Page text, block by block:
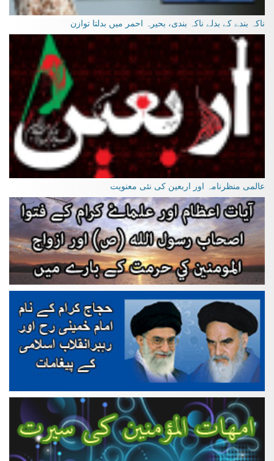
ناکہ بندے کے بدلے ناکہ بندی، بحیرہ احمر میں بدلتا توازن
عالمی منظرنامہ اور اربعین کی نئی معنویت